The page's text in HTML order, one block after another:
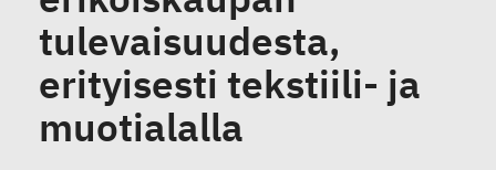
tulevaisuudesta,
erityisesti tekstiili- ja
muotialalla